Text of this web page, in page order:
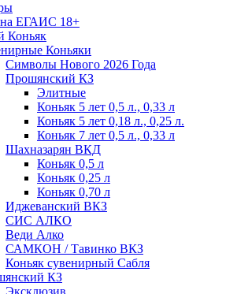
ЕГАИС 18+
Коньяк
Коньяки
Символы Нового 2026 Года
Прошянский КЗ
Элитные
Коньяк 5 лет 0,5 л., 0,33 л
Коньяк 5 лет 0,18 л., 0,25 л.
Коньяк 7 лет 0,5 л., 0,33 л
Шахназарян ВКД
Коньяк 0,5 л
Коньяк 0,25 л
Коньяк 0,70 л
Иджеванский ВКЗ
СИС АЛКО
Веди Алко
САМКОН / Тавинко ВКЗ
Коньяк сувенирный Сабля
КЗ
Эксклюзив